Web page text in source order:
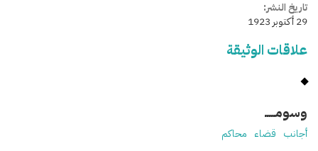
تاريخ النشر:
29 أكتوبر 1923
علاقات الوثيقة
وسومـــــ
أجانب قضاء محاكم